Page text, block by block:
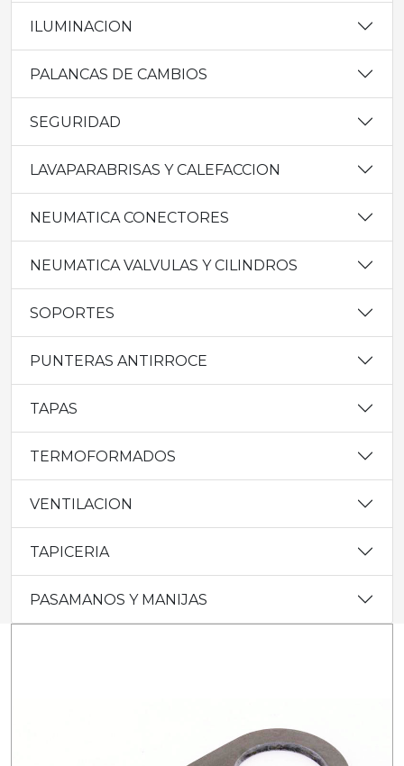
ILUMINACION
PALANCAS DE CAMBIOS
SEGURIDAD
LAVAPARABRISAS Y CALEFACCION
NEUMATICA CONECTORES
NEUMATICA VALVULAS Y CILINDROS
SOPORTES
PUNTERAS ANTIRROCE
TAPAS
TERMOFORMADOS
VENTILACION
TAPICERIA
PASAMANOS Y MANIJAS